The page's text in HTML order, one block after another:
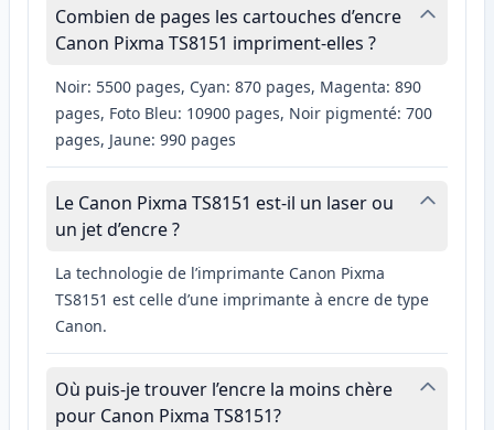
Combien de pages les cartouches d’encre
Canon Pixma TS8151 impriment-elles ?
Noir: 5500 pages, Cyan: 870 pages, Magenta: 890
pages, Foto Bleu: 10900 pages, Noir pigmenté: 700
pages, Jaune: 990 pages
Le Canon Pixma TS8151 est-il un laser ou
un jet d’encre ?
La technologie de l’imprimante Canon Pixma
TS8151 est celle d’une imprimante à encre de type
Canon.
Où puis-je trouver l’encre la moins chère
pour Canon Pixma TS8151?